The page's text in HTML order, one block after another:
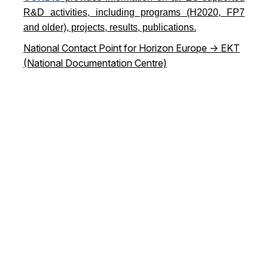
R&D activities, including programs (H2020, FP7
and older), projects, results, publications.
National Contact Point for Horizon Europe -> EKT
(National Documentation Centre)